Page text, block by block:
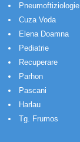
Pneumoftiziologie
Cuza Voda
Elena Doamna
Pediatrie
Recuperare
Parhon
Pascani
Harlau
Tg. Frumos